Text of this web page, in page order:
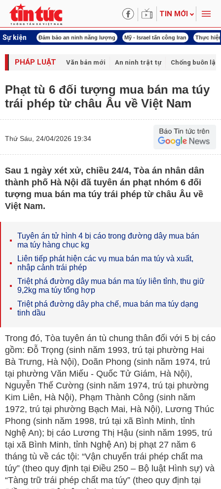
TIN MỚI
Sự kiện
khóa XVI Đảm bảo an ninh năng lượng Mỹ - Israel tấn công Iran Thực
PHÁP LUẬT Văn bản mới An ninh trật tự Chống buôn
Phạt tù 6 đối tượng mua bán ma túy
trái phép từ châu Âu về Việt Nam
Thứ Sáu, 24/04/2026 19:34
Sau 1 ngày xét xử, chiều 24/4, Tòa án nhân dân
thành phố Hà Nội đã tuyên án phạt nhóm 6 đối
tượng mua bán ma túy trái phép từ châu Âu về
Việt Nam.
Tuyên án tử hình 4 bị cáo trong đường dây mua bán
ma túy hàng chục kg
Liên tiếp phát hiện các vụ mua bán ma túy và xuất,
nhập cảnh trái phép
Triệt phá đường dây mua bán ma túy liên tỉnh, thu giữ
9,2kg ma túy tổng hợp
Triệt phá đường dây pha chế, mua bán ma túy dạng
tinh dầu
Trong đó, Tòa tuyên án tù chung thân đối với 5 bị cáo
gồm: Đỗ Trọng (sinh năm 1993, trú tại phường Hai
Bà Trưng, Hà Nội), Doãn Phong (sinh năm 1974, trú
tại phường Văn Miếu - Quốc Tử Giám, Hà Nội),
Nguyễn Thế Cường (sinh năm 1974, trú tại phường
Kim Liên, Hà Nội), Phạm Thành Công (sinh năm
1972, trú tại phường Bạch Mai, Hà Nội), Lương Thúc
Phong (sinh năm 1998, trú tại xã Bình Minh, tỉnh
Nghệ An); bị cáo Lương Thị Hậu (sinh năm 1995, trú
tại xã Bình Minh, tỉnh Nghệ An) bị phạt 27 năm 6
tháng tù về các tội: “Vận chuyển trái phép chất ma
túy” (theo quy định tại Điều 250 – Bộ luật Hình sự) và
“Tàng trữ trái phép chất ma túy” (theo quy định tại